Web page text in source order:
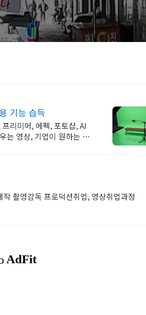
기능 습득
리미어, 에펙, 포토샵, AI
는 영상, 기업이 원하는 실
촬영감독 프로덕션취업, 영상취업과정